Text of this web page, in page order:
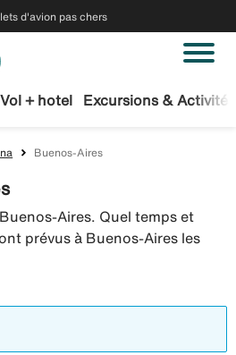
d'avion pas chers
Vol + hotel Excursions & Activités
Buenos-Aires
Aires. Quel temps et
prévus à Buenos-Aires les